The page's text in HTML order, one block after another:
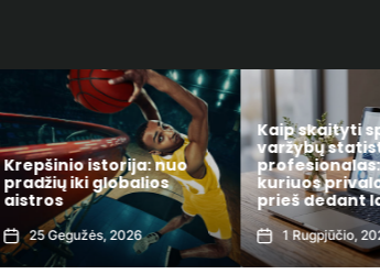
Krepšinio istorija: nuo
pradžių iki globalios
aistros
25 Gegužės, 2026
Kaip skaityti
varžybų
kuriuos
prieš dedant
1 Rugpjūčio,